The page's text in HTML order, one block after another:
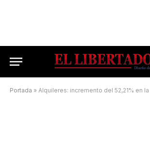
Portada » Alquileres: incremento del 52,21% en la